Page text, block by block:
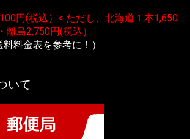
円(税込）< ただし、北海道１本1,650
離島2,750円(税込）
料料金表を参考に！）
いて